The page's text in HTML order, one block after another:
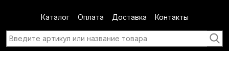
Каталог Оплата Доставка Контакты